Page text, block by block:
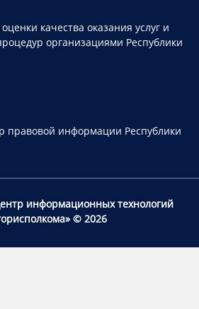
качества оказания услуг и
организациями Республики
правовой информации Республики
информационных технологий
© 2026